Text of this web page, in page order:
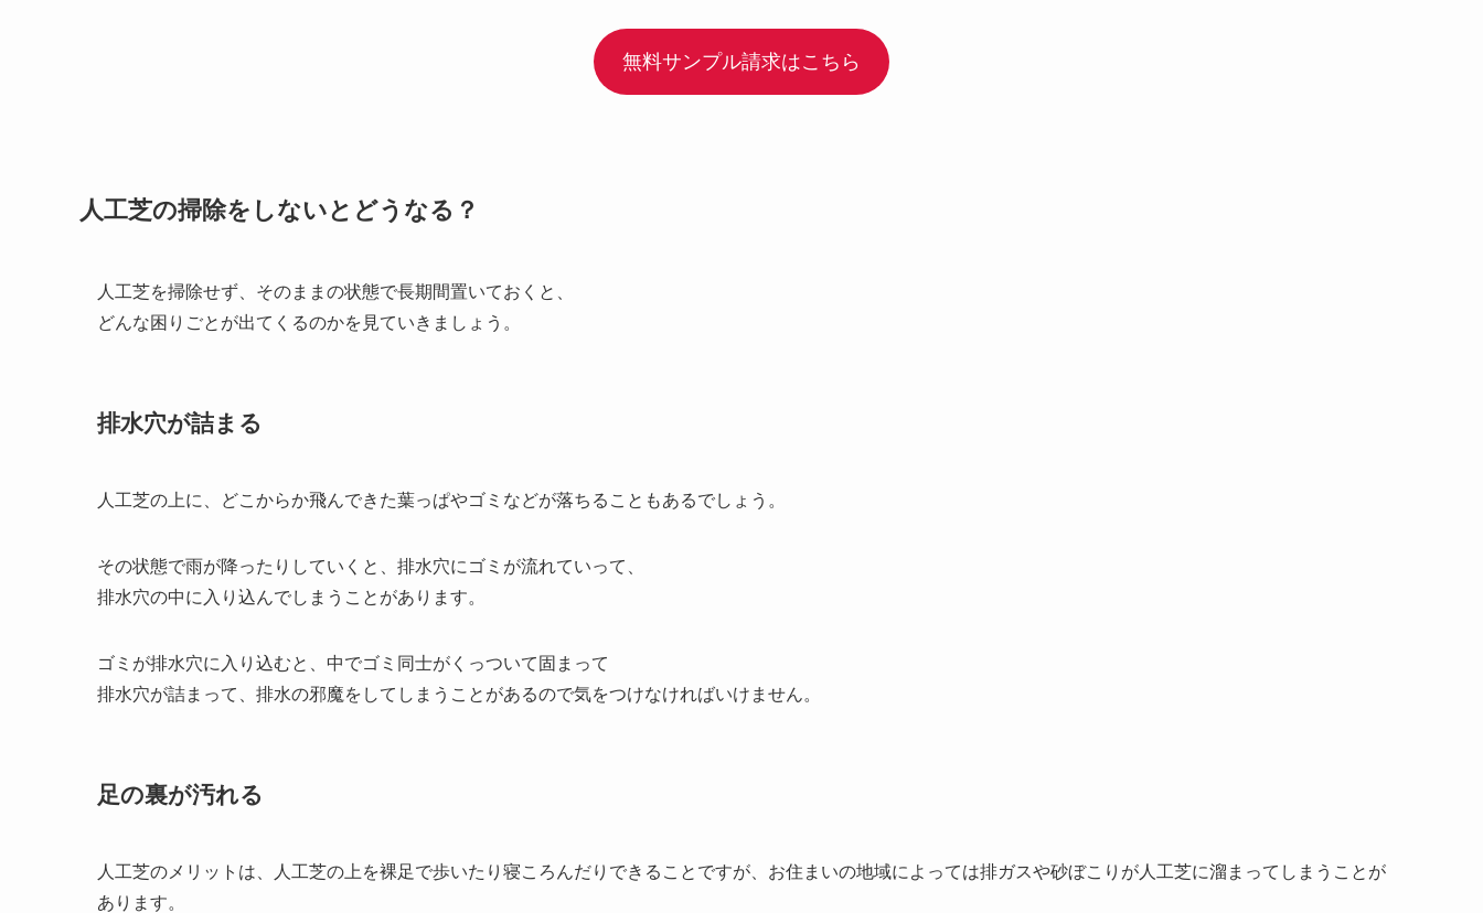
無料サンプル請求はこちら
人工芝の掃除をしないとどうなる？
人工芝を掃除せず、そのままの状態で長期間置いておくと、
どんな困りごとが出てくるのかを見ていきましょう。
排水穴が詰まる
人工芝の上に、どこからか飛んできた葉っぱやゴミなどが落ちることもあるでしょう。
その状態で雨が降ったりしていくと、排水穴にゴミが流れていって、
排水穴の中に入り込んでしまうことがあります。
ゴミが排水穴に入り込むと、中でゴミ同士がくっついて固まって
排水穴が詰まって、排水の邪魔をしてしまうことがあるので気をつけなければいけません。
足の裏が汚れる
人工芝のメリットは、人工芝の上を裸足で歩いたり寝ころんだりできることですが、お住まいの地域によっては排ガスや砂ぼこりが人工芝に溜まってしまうことが
あります。